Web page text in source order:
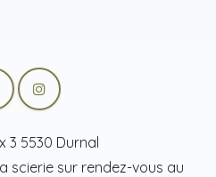
3 5530 Durnal
scierie sur rendez-vous au